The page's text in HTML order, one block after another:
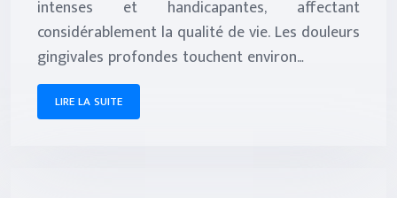
intenses et handicapantes, affectant
considérablement la qualité de vie. Les douleurs
gingivales profondes touchent environ…
LIRE LA SUITE